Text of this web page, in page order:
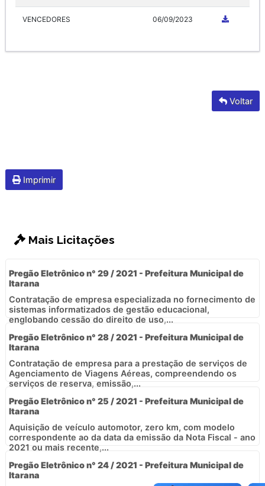
VENCEDORES 06/09/2023
Voltar
Imprimir
Mais Licitações
Pregão Eletrônico n° 29 / 2021 - Prefeitura Municipal de
Itarana
Contratação de empresa especializada no fornecimento de
sistemas informatizados de gestão educacional,
englobando cessão do direito de uso,...
Pregão Eletrônico n° 28 / 2021 - Prefeitura Municipal de
Itarana
Contratação de empresa para a prestação de serviços de
Agenciamento de Viagens Aéreas, compreendendo os
serviços de reserva, emissão,...
Pregão Eletrônico n° 25 / 2021 - Prefeitura Municipal de
Itarana
Aquisição de veículo automotor, zero km, com modelo
correspondente ao da data da emissão da Nota Fiscal - ano
2021 ou mais recente,...
Pregão Eletrônico n° 24 / 2021 - Prefeitura Municipal de
Itarana